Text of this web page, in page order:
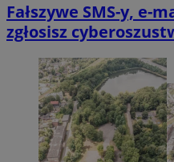
Fałszywe SMS-y, e-
zgłosisz